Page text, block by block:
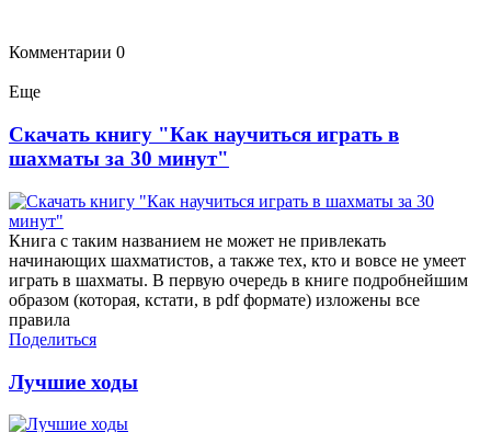
Комментарии 0
Еще
Скачать книгу "Как научиться играть в
шахматы за 30 минут"
Книга с таким названием не может не привлекать
начинающих шахматистов, а также тех, кто и вовсе не умеет
играть в шахматы. В первую очередь в книге подробнейшим
образом (которая, кстати, в pdf формате) изложены все
правила
Поделиться
Лучшие ходы